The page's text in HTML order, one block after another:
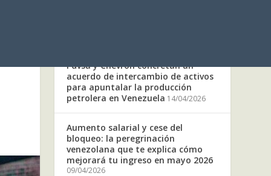
Pdvsa y Chevron concretan un
acuerdo de intercambio de activos
para apuntalar la producción
petrolera en Venezuela 14/04/2026
Aumento salarial y cese del
bloqueo: la peregrinación
venezolana que te explica cómo
mejorará tu ingreso en mayo 2026
09/04/2026